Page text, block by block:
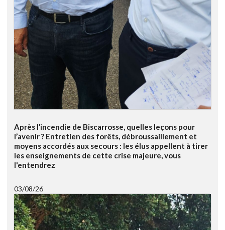
Après l’incendie de Biscarrosse, quelles leçons pour
l’avenir ? Entretien des forêts, débroussaillement et
moyens accordés aux secours : les élus appellent à tirer
les enseignements de cette crise majeure, vous
l'entendrez
03/08/26